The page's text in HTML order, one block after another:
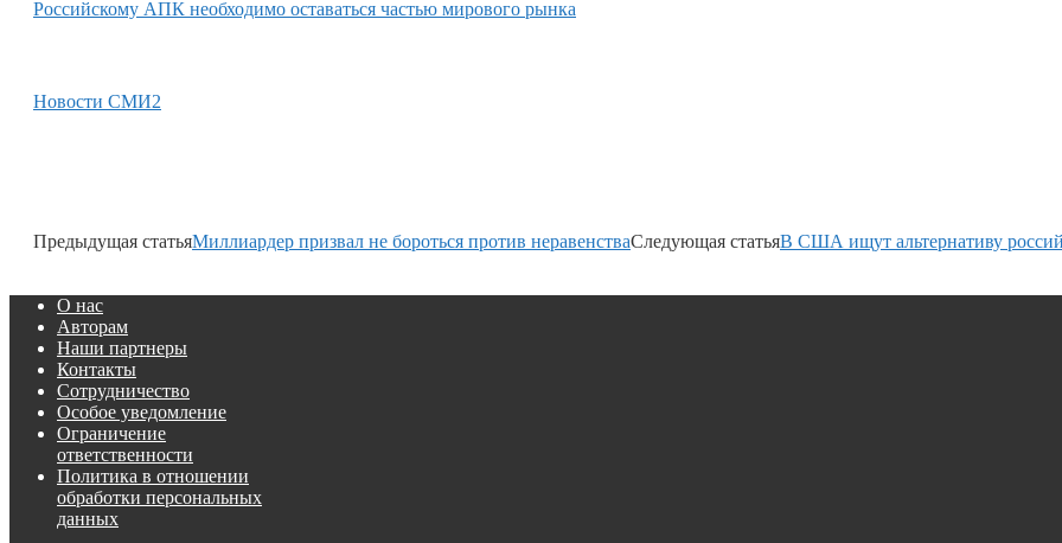
Российскому АПК необходимо оставаться частью мирового рынка
Новости СМИ2
Предыдущая статьяМиллиардер призвал не бороться против неравенстваСледующая статьяВ США ищут альтернативу
О нас
Авторам
Наши партнеры
Контакты
Сотрудничество
Особое уведомление
Ограничение
ответственности
Политика в отношении
обработки персональных
данных